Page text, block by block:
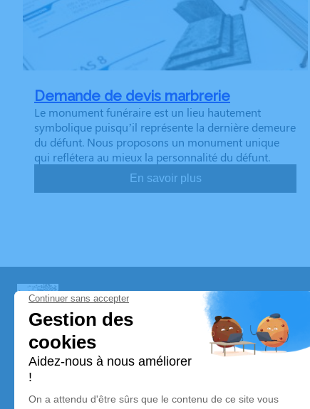
Demande de devis marbrerie
Le monument funéraire est un lieu hautement
symbolique puisqu’il représente la dernière demeure
du défunt. Nous proposons un monument unique
qui reflétera au mieux la personnalité du défunt.
En savoir plus
Pompes Funèbres Dumas Père & Fils
Nos équipes vous aident à honorer la mémoire de la
son souvenir dans le respect de ses volontés, de ses
son dernier voyage.